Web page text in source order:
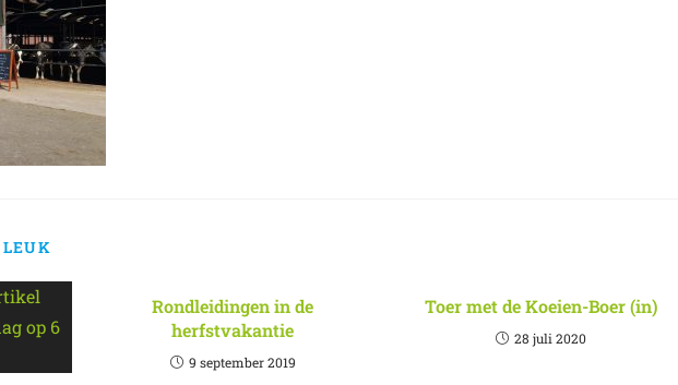
Rondleidingen in de
herfstvakantie
9 september 2019
Toer met de Koeien-Boer (in)
28 juli 2020